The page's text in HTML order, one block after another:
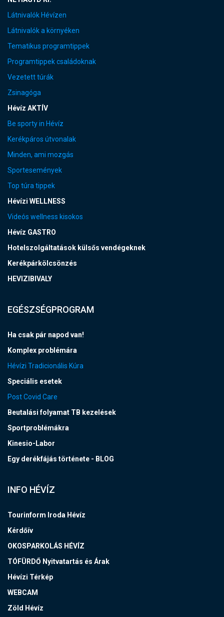
Látnivalók Hévízen
Látnivalók a környéken
Tematikus programtippek
Programtippek családoknak
Vezetett túrák
Zsinagóga
Hévíz AKTÍV
Be sporty in Hévíz
Kerékpáros útvonalak
Minden, ami mozgás
Sportesemények
Top túra tippek
Hévízi WELLNESS
Videós wellness kisokos
Hévíz GASTRO
Hotelszolgáltatások külsős vendégeknek
Kerékpárkölcsönzés
HEVIZIBIVALY
EGÉSZSÉGPROGRAM
Ha csak pár napod van!
Komplex problémára
Hévízi Tradicionális Kúra
Speciális esetek
Post Covid Care
Beutalási folyamat TB kezelések
Sportproblémákra
Kinesio-Labor
Egy derékfájás története - BLOG
INFO HÉVÍZ
Tourinform Iroda Hévíz
Kérdőív
OKOSPARKOLÁS HÉVÍZ
TÓFÜRDŐ Nyitvatartás és Árak
Hévízi Térkép
WEBCAM
Zöld Hévíz